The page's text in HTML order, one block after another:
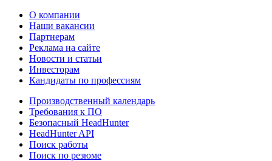
О компании
Наши вакансии
Партнерам
Реклама на сайте
Новости и статьи
Инвесторам
Кандидаты по профессиям
Производственный календарь
Требования к ПО
Безопасный HeadHunter
HeadHunter API
Поиск работы
Поиск по резюме